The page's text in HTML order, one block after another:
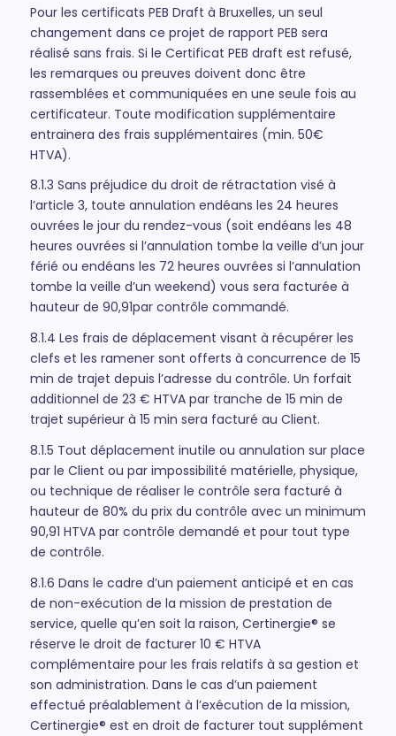
Pour les certificats PEB Draft à Bruxelles, un seul
changement dans ce projet de rapport PEB sera
réalisé sans frais. Si le Certificat PEB draft est refusé,
les remarques ou preuves doivent donc être
rassemblées et communiquées en une seule fois au
certificateur. Toute modification supplémentaire
entrainera des frais supplémentaires (min. 50€
HTVA).
8.1.3 Sans préjudice du droit de rétractation visé à
l’article 3, toute annulation endéans les 24 heures
ouvrées le jour du rendez-vous (soit endéans les 48
heures ouvrées si l’annulation tombe la veille d’un jour
férié ou endéans les 72 heures ouvrées si l’annulation
tombe la veille d’un weekend) vous sera facturée à
hauteur de 90,91par contrôle commandé.
8.1.4 Les frais de déplacement visant à récupérer les
clefs et les ramener sont offerts à concurrence de 15
min de trajet depuis l’adresse du contrôle. Un forfait
additionnel de 23 € HTVA par tranche de 15 min de
trajet supérieur à 15 min sera facturé au Client.
8.1.5 Tout déplacement inutile ou annulation sur place
par le Client ou par impossibilité matérielle, physique,
ou technique de réaliser le contrôle sera facturé à
hauteur de 80% du prix du contrôle avec un minimum
90,91 HTVA par contrôle demandé et pour tout type
de contrôle.
8.1.6 Dans le cadre d’un paiement anticipé et en cas
de non-exécution de la mission de prestation de
service, quelle qu’en soit la raison, Certinergie® se
réserve le droit de facturer 10 € HTVA
complémentaire pour les frais relatifs à sa gestion et
son administration. Dans le cas d’un paiement
effectué préalablement à l’exécution de la mission,
Certinergie® est en droit de facturer tout supplément